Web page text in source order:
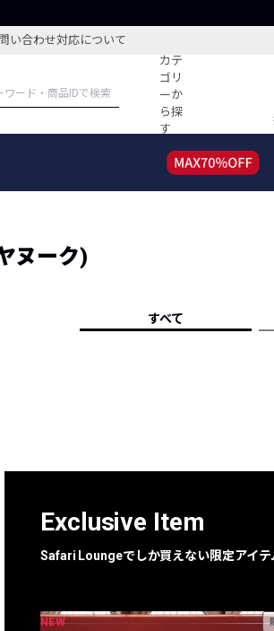
い合わせ対応について
カテ
ゴリ
ーか
ら探
す
コーディネート
す
人
フ
ヌーク)
すべて
Exclusive Item
Safari Loungeでしか買えない限定アイテ
NEW